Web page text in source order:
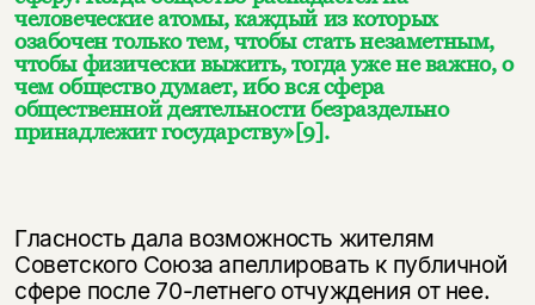
человеческие атомы, каждый из которых
озабочен только тем, чтобы стать незаметным,
чтобы физически выжить, тогда уже не важно, о
чем общество думает, ибо вся сфера
общественной деятельности безраздельно
принадлежит государству»[9].
Гласность дала возможность жителям
Советского Союза апеллировать к публичной
сфере после 70-летнего отчуждения от нее.